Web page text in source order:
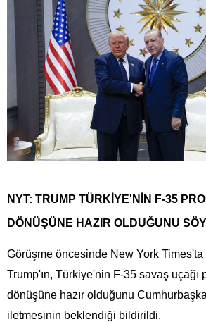
NYT: TRUMP TÜRKİYE'NİN F-35
DÖNÜŞÜNE HAZIR OLDUĞUNU
Görüşme öncesinde New York
Trump'ın, Türkiye'nin F-35 savaş uçağı
dönüşüne hazır olduğunu
iletmesinin beklendiği bildirildi.